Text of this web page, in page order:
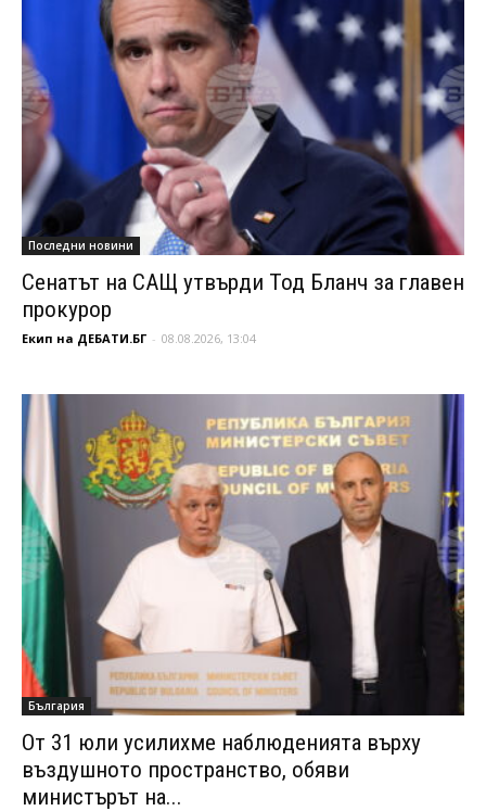
Последни новини
Сенатът на САЩ утвърди Тод Бланч за главен
прокурор
Екип на ДЕБАТИ.БГ - 08.08.2026, 13:04
България
От 31 юли усилихме наблюденията върху
въздушното пространство, обяви
министърът на...